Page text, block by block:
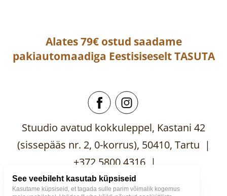
Alates 79€ ostud saadame
pakiautomaadiga EestisiseseltTASUTA
Stuudio avatud kokkuleppel, Kastani 42
(sissepääs nr. 2, 0-korrus), 50410, Tartu |
+372 5800 4316 |
mooblistuudio@gmail.com
See veebileht kasutab küpsiseid
Kasutame küpsiseid, et tagada sulle parim võimalik kogemus